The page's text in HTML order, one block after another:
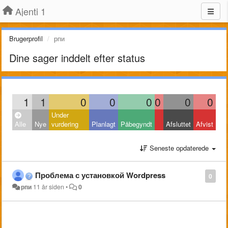
Ajenti 1
Brugerprofil рпи
Dine sager inddelt efter status
1 1 0 0 0 0 0 0
Alle Nye
Under
vurdering
Planlagt Påbegyndt Afsluttet Afvist
Seneste opdaterede
0
Проблема с установкой Wordpress
рпи 11 år siden • 0